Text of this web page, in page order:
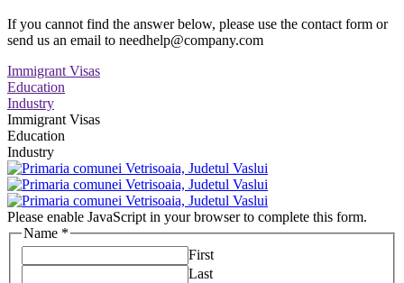
If you cannot find the answer below, please use the contact form or
send us an email to needhelp@company.com
Immigrant Visas
Education
Industry
Immigrant Visas
Education
Industry
Please enable JavaScript in your browser to complete this form.
Name *
First
Last